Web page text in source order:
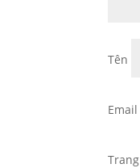
Tên
Email